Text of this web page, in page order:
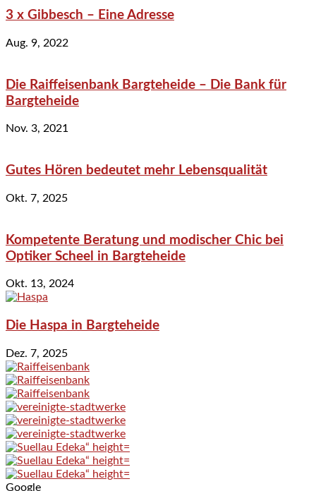
3 x Gibbesch – Eine Adresse
Aug. 9, 2022
Die Raiffeisenbank Bargteheide – Die Bank für
Bargteheide
Nov. 3, 2021
Gutes Hören bedeutet mehr Lebensqualität
Okt. 7, 2025
Kompetente Beratung und modischer Chic bei
Optiker Scheel in Bargteheide
Okt. 13, 2024
Die Haspa in Bargteheide
Dez. 7, 2025
Google